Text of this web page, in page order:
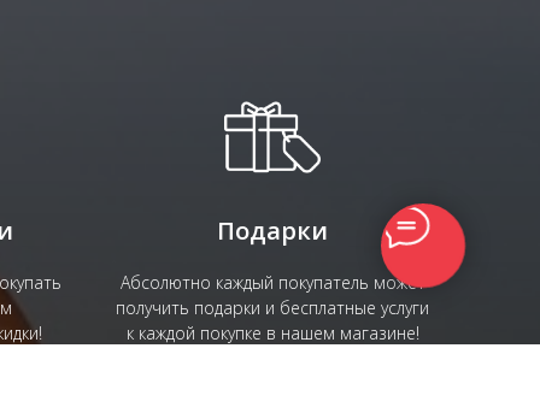
Подарки
Абсолютно каждый покупатель может
получить подарки и бесплатные услуги
к каждой покупке в нашем магазине!